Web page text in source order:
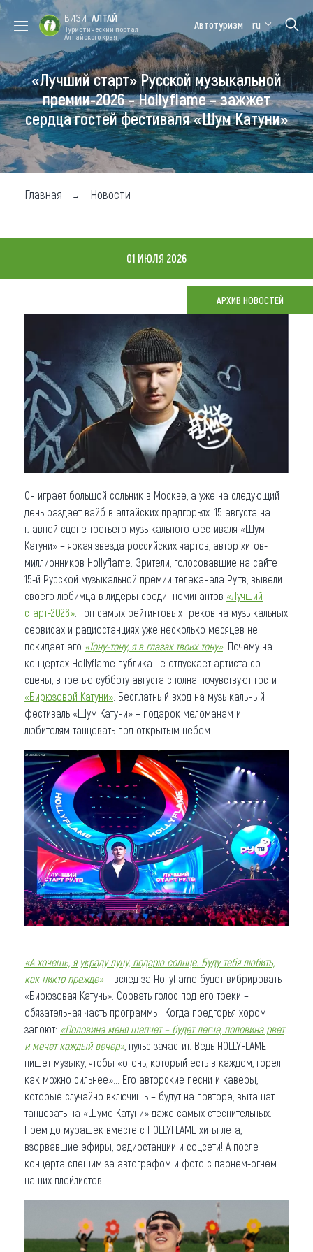
Форум VISIT
ALTAI
Цветение
маральника
Медицинский
форум
Алтайская
зимовка
Туры
Где побывать
Чем заняться
Карта
Что привезти (сувениры)
О регионе
Коллекция впечатлений
Другие рубрики
ВИЗИТАЛТАЙ
Туристический портал
Алтайского края
Автотуризм ru
«Лучший старт» Русской музыкальной
премии-2026 – Hollyflame – зажжет
сердца гостей фестиваля «Шум Катуни»
Главная Новости
01 ИЮЛЯ 2026
АРХИВ НОВОСТЕЙ
Он играет большой сольник в Москве, а уже на следующий
день раздает вайб в алтайских предгорьях. 15 августа на
главной сцене третьего музыкального фестиваля «Шум
Катуни» – яркая звезда российских чартов, автор хитов-
миллионников Hollyflame. Зрители, голосовавшие на сайте
15-й Русской музыкальной премии телеканала Ру.тв, вывели
своего любимца в лидеры среди номинантов «Лучший
старт-2026» . Топ самых рейтинговых треков на музыкальных
сервисах и радиостанциях уже несколько месяцев не
покидает его «Тону-тону, я в глазах твоих тону». Почему на
концертах Hollyflame публика не отпускает артиста со
сцены, в третью субботу августа сполна почувствуют гости
«Бирюзовой Катуни» . Бесплатный вход на музыкальный
фестиваль «Шум Катуни» – подарок меломанам и
любителям танцевать под открытым небом.
«А хочешь, я украду луну, подарю солнце. Буду тебя любить,
как никто прежде»– вслед за Hollyflame будет вибрировать
«Бирюзовая Катунь». Сорвать голос под его треки –
обязательная часть программы! Когда предгорья хором
запоют: «Половина меня шепчет – будет легче, половина рвет
и мечет каждый вечер», пульс зачастит. Ведь HOLLYFLAME
пишет музыку, чтобы «огонь, который есть в каждом, горел
как можно сильнее»… Его авторские песни и каверы,
которые случайно включишь – будут на повторе, вытащат
танцевать на «Шуме Катуни» даже самых стеснительных.
Поем до мурашек вместе с HOLLYFLAME хиты лета,
взорвавшие эфиры, радиостанции и соцсети! А после
концерта спешим за автографом и фото с парнем-огнем
наших плейлистов!